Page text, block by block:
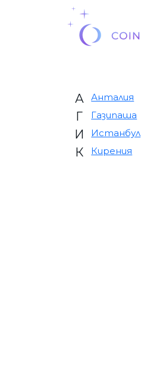
А Анталия
Г Газипаша
И Истанбул
К Кирения